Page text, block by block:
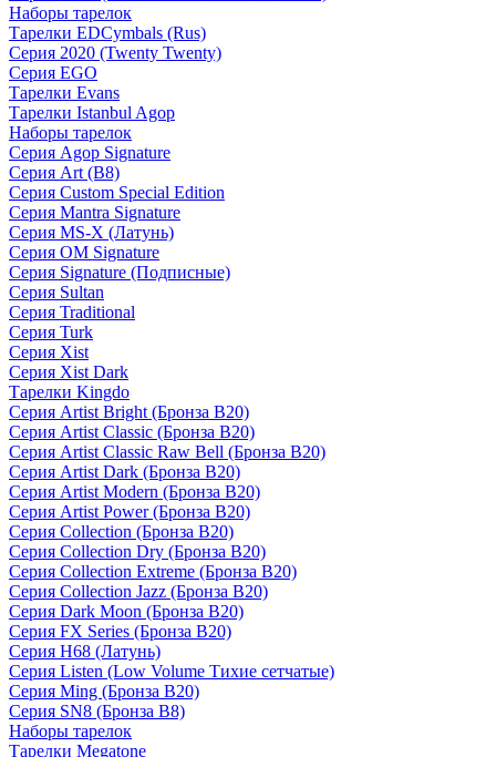
Наборы тарелок
Тарелки EDCymbals (Rus)
Серия 2020 (Twenty Twenty)
Серия EGO
Тарелки Evans
Тарелки Istanbul Agop
Наборы тарелок
Серия Agop Signature
Серия Art (B8)
Серия Custom Special Edition
Серия Mantra Signature
Серия MS-X (Латунь)
Серия OM Signature
Серия Signature (Подписные)
Серия Sultan
Серия Traditional
Серия Turk
Серия Xist
Серия Xist Dark
Тарелки Kingdo
Серия Artist Bright (Бронза B20)
Серия Artist Classic (Бронза B20)
Серия Artist Classic Raw Bell (Бронза B20)
Серия Artist Dark (Бронза B20)
Серия Artist Modern (Бронза B20)
Серия Artist Power (Бронза B20)
Серия Collection (Бронза B20)
Серия Collection Dry (Бронза B20)
Серия Collection Extreme (Бронза B20)
Серия Collection Jazz (Бронза B20)
Серия Dark Moon (Бронза B20)
Серия FX Series (Бронза B20)
Серия H68 (Латунь)
Серия Listen (Low Volume Тихие сетчатые)
Серия Ming (Бронза B20)
Серия SN8 (Бронза B8)
Наборы тарелок
Тарелки Megatone